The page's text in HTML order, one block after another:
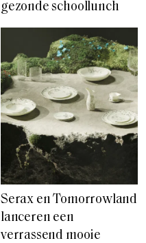
gezonde schoollunch
Serax en Tomorrowland
lanceren een
verrassend mooie